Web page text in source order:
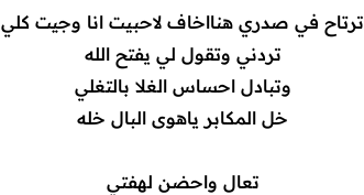
ترتاح في صدري هنااخاف لاحبيت انا وجيت كلي
تردني وتقول لي يفتح الله
وتبادل احساس الغلا بالتغلي
خل المكابر ياهوى البال خله
تعال واحضن لهفتي